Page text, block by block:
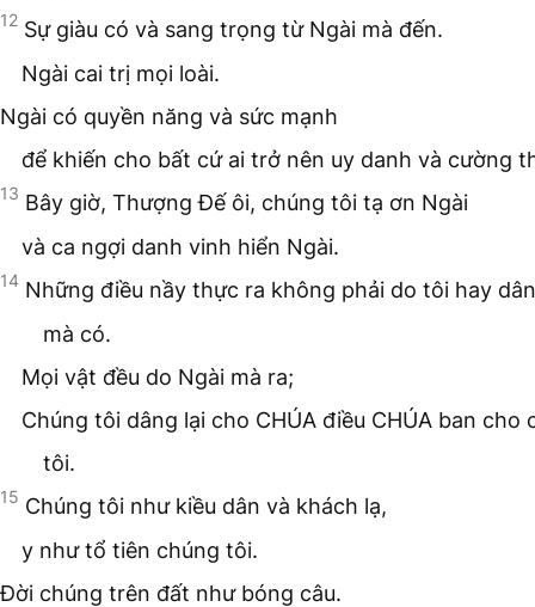
12 Sự giàu có và sang trọng từ Ngài mà đến.
Ngài cai trị mọi loài.
Ngài có quyền năng và sức mạnh
để khiến cho bất cứ ai trở nên uy danh và cường
13 Bây giờ, Thượng Đế ôi, chúng tôi tạ ơn Ngài
và ca ngợi danh vinh hiển Ngài.
14 Những điều nầy thực ra không phải do tôi hay
mà có.
Mọi vật đều do Ngài mà ra;
Chúng tôi dâng lại cho CHÚA điều CHÚA ban cho
tôi.
15 Chúng tôi như kiều dân và khách lạ,
y như tổ tiên chúng tôi.
Đời chúng trên đất như bóng câu.